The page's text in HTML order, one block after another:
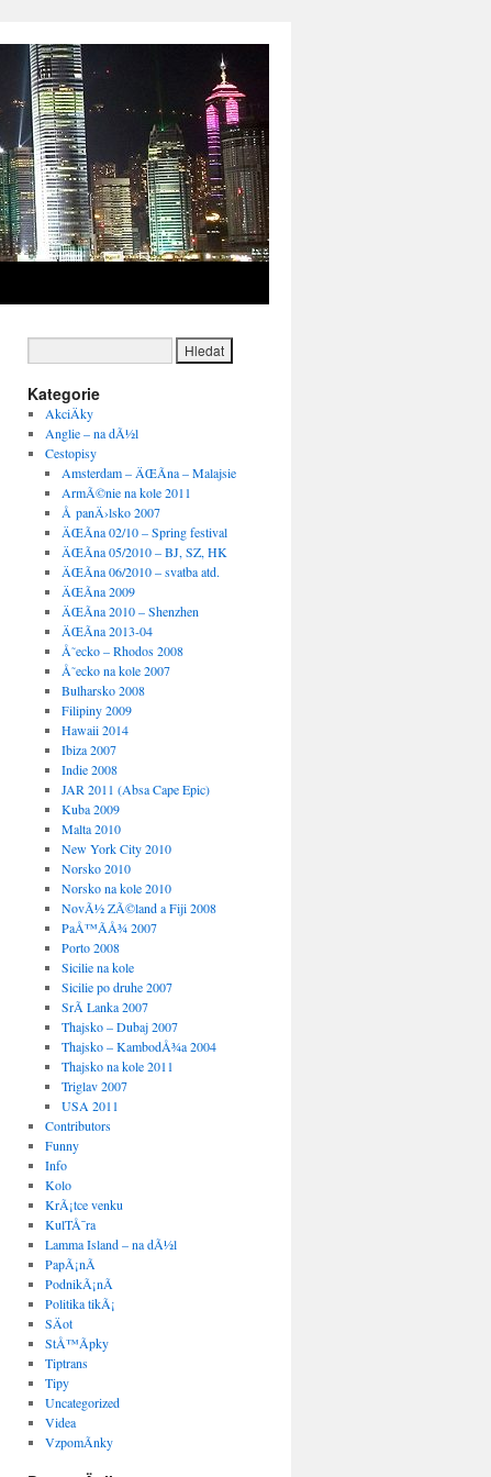
Kategorie
AkciÄky
Anglie – na dÃ½l
Cestopisy
Amsterdam – ÄŒÃ­na – Malajsie
ArmÃ©nie na kole 2011
Å panÄ›lsko 2007
ÄŒÃ­na 02/10 – Spring festival
ÄŒÃ­na 05/2010 – BJ, SZ, HK
ÄŒÃ­na 06/2010 – svatba atd.
ÄŒÃ­na 2009
ÄŒÃ­na 2010 – Shenzhen
ÄŒÃ­na 2013-04
Å˜ecko – Rhodos 2008
Å˜ecko na kole 2007
Bulharsko 2008
Filipiny 2009
Hawaii 2014
Ibiza 2007
Indie 2008
JAR 2011 (Absa Cape Epic)
Kuba 2009
Malta 2010
New York City 2010
Norsko 2010
Norsko na kole 2010
NovÃ½ ZÃ©land a Fiji 2008
PaÅ™Ã­Å¾ 2007
Porto 2008
Sicilie na kole
Sicilie po druhe 2007
SrÃ­ Lanka 2007
Thajsko – Dubaj 2007
Thajsko – KambodÅ¾a 2004
Thajsko na kole 2011
Triglav 2007
USA 2011
Contributors
Funny
Info
Kolo
KrÃ¡tce venku
KulTÅ¯ra
Lamma Island – na dÃ½l
PapÃ¡nÃ­
PodnikÃ¡nÃ­
Politika tikÃ¡
SÄot
StÅ™Ã­pky
Tiptrans
Tipy
Uncategorized
Videa
VzpomÃ­nky